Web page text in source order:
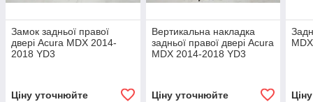
Замок задньої правої
двері Acura MDX 2014-
2018 YD3
Ціну уточнюйте
Вертикальна накладка
задньої правої двері Acura
MDX 2014-2018 YD3
Ціну уточнюйте